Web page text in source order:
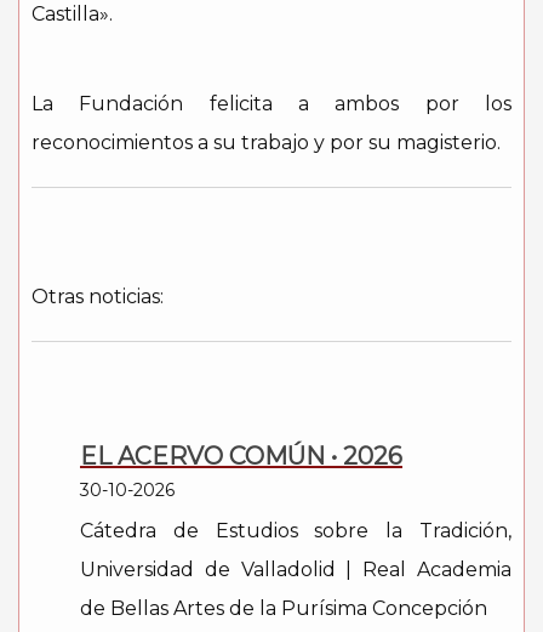
Castilla».
La Fundación felicita a ambos por los
reconocimientos a su trabajo y por su magisterio.
Otras noticias:
EL ACERVO COMÚN • 2026
30-10-2026
Cátedra de Estudios sobre la Tradición,
Universidad de Valladolid | Real Academia
de Bellas Artes de la Purísima Concepción